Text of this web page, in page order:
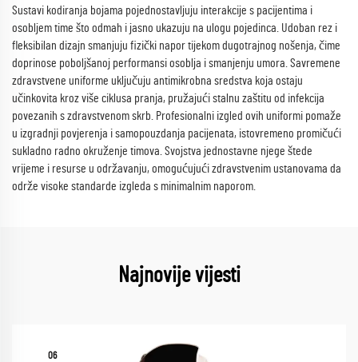
Sustavi kodiranja bojama pojednostavljuju interakcije s pacijentima i
osobljem time što odmah i jasno ukazuju na ulogu pojedinca. Udoban rez i
fleksibilan dizajn smanjuju fizički napor tijekom dugotrajnog nošenja, čime
doprinose poboljšanoj performansi osoblja i smanjenju umora. Savremene
zdravstvene uniforme uključuju antimikrobna sredstva koja ostaju
učinkovita kroz više ciklusa pranja, pružajući stalnu zaštitu od infekcija
povezanih s zdravstvenom skrb. Profesionalni izgled ovih uniformi pomaže
u izgradnji povjerenja i samopouzdanja pacijenata, istovremeno promičući
sukladno radno okruženje timova. Svojstva jednostavne njege štede
vrijeme i resurse u održavanju, omogućujući zdravstvenim ustanovama da
održe visoke standarde izgleda s minimalnim naporom.
Najnovije vijesti
06